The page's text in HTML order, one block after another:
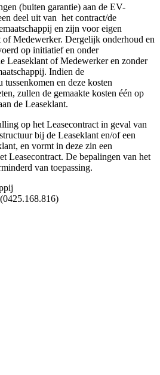
(buiten garantie) aan de EV-
deel uit van het contract/de
en zijn voor eigen
of Medewerker. Dergelijk onderhoud en
op initiatief en onder
Leaseklant of Medewerker en zonder
Indien de
tussenkomen en deze kosten
zullen de gemaakte kosten één op
de Leaseklant.
op het Leasecontract in geval van
bij de Leaseklant en/of een
en vormt in deze zin een
Leasecontract. De bepalingen van het
van toepassing.